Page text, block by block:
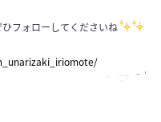
フォローしてくださいね